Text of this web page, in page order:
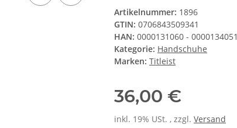
Artikelnummer: 1896
GTIN: 0706843509341
HAN: 0000131060 -
Kategorie: Handschuhe
Marken: Titleist
36,00 €
inkl. 19% USt. , zzgl. Versand